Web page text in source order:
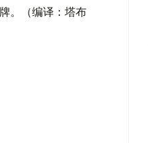
。（编译：塔布